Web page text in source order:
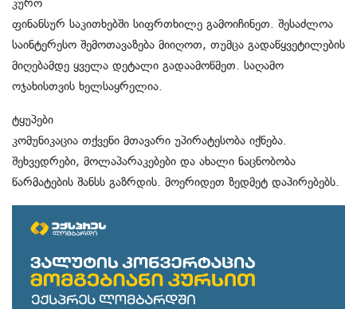
კურო
ფინანსურ საკითხებში სიფრთხილე გამოიჩინეთ. შესაძლოა
საინტერესო შემოთავაზება მიიღოთ, თუმცა გადაწყვეტილების
მიღებამდე ყველა დეტალი გადაამოწმეთ. საღამო
ოჯახისთვის ხელსაყრელია.
ტყუპები
კომუნიკაცია თქვენი მთავარი უპირატესობა იქნება.
შეხვედრები, მოლაპარაკებები და ახალი ნაცნობობა
წარმატების შანსს გაზრდის. მოერიდეთ ზედმეტ დაპირებებს.